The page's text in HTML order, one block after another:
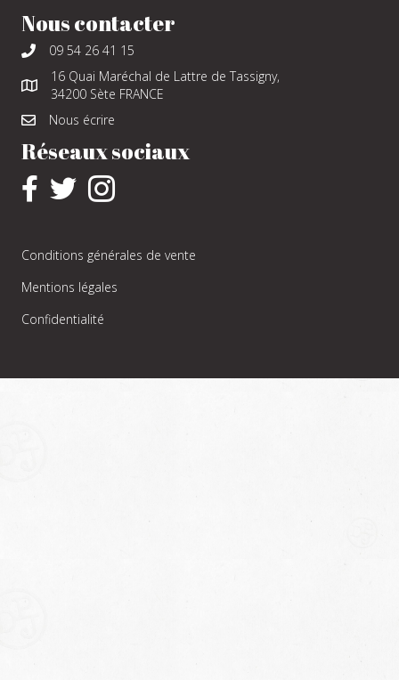
Nous contacter
09 54 26 41 15
16 Quai Maréchal de Lattre de Tassigny,
34200 Sète FRANCE
Nous écrire
Réseaux sociaux
Conditions générales de vente
Mentions légales
Confidentialité